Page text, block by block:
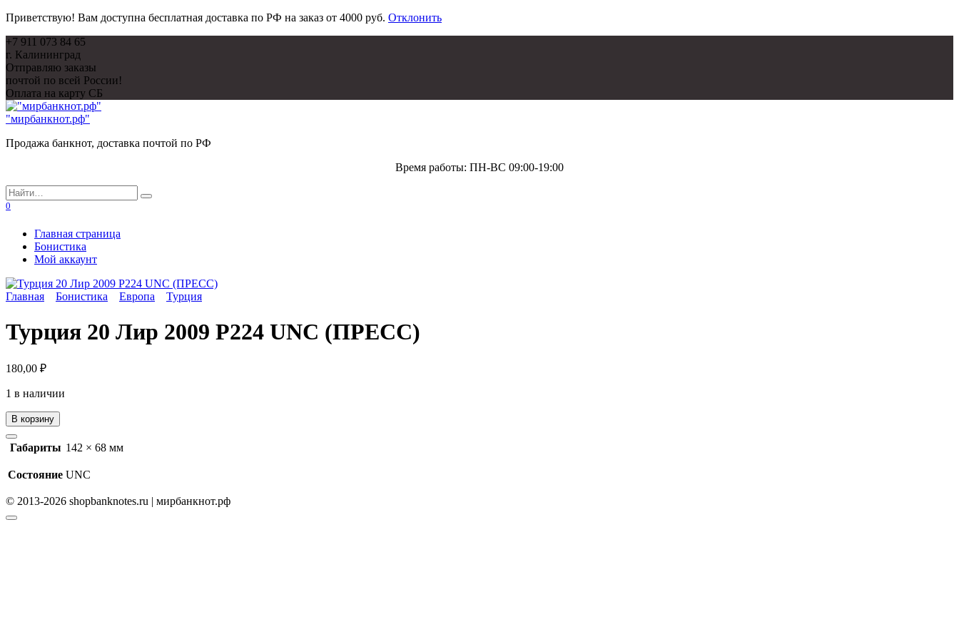
Приветствую! Вам доступна бесплатная доставка по РФ на заказ от 4000 руб. Отклонить
Перейти
к
содержанию
+7 911 073 84 65
г. Калининград
Отправляю заказы
почтой по всей России!
Оплата на карту СБ
"мирбанкнот.рф"
Продажа банкнот, доставка почтой по РФ
Время работы: ПН-ВС 09:00-19:00
Search
for:
0
Главная страница
Бонистика
Мой аккаунт
Главная Бонистика Европа Турция
Турция 20 Лир 2009 P224 UNC (ПРЕСС)
180,00 ₽
1 в наличии
В корзину
Габариты 142 × 68 мм
Состояние UNC
© 2013-2026 shopbanknotes.ru | мирбанкнот.рф